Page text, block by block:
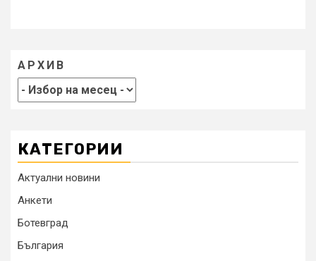
АРХИВ
КАТЕГОРИИ
Актуални новини
Анкети
Ботевград
България